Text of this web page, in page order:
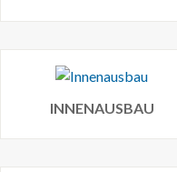
INNENAUSBAU